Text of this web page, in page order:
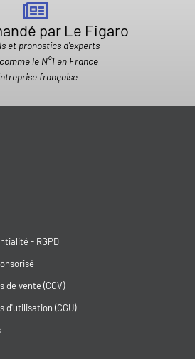
par Le Figaro
et pronostics d'experts
le N°1 en France
française
- RGPD
de vente (CGV)
d'utilisation (CGU)